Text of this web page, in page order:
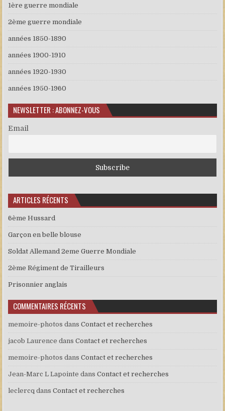
1ère guerre mondiale
2ème guerre mondiale
années 1850-1890
années 1900-1910
années 1920-1930
années 1950-1960
NEWSLETTER : ABONNEZ-VOUS
Email
ARTICLES RÉCENTS
6ème Hussard
Garçon en belle blouse
Soldat Allemand 2eme Guerre Mondiale
2ème Régiment de Tirailleurs
Prisonnier anglais
COMMENTAIRES RÉCENTS
memoire-photos dansContact et recherches
jacob Laurence dansContact et recherches
memoire-photos dansContact et recherches
Jean-Marc L Lapointe dansContact et recherches
leclercq dansContact et recherches